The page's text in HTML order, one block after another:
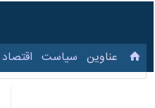
عناوین‌ سیاست اقتصاد